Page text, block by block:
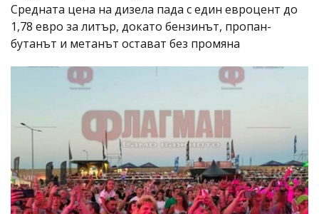
Средната цена на дизела пада с един евроцент до
1,78 евро за литър, докато бензинът, пропан-
бутанът и метанът остават без промяна